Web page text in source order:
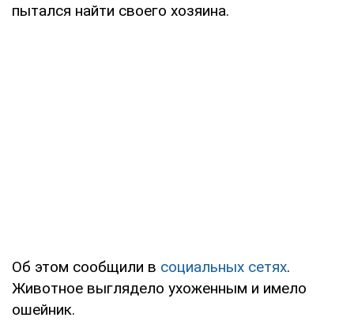
пытался найти своего хозяина.
Об этом сообщили в социальных сетях.
Животное выглядело ухоженным и имело
ошейник.